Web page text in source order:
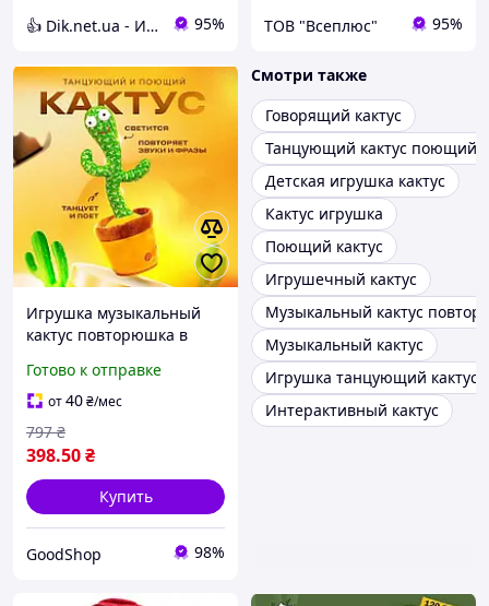
👍 Dik.net.ua - Интернет магазин 95% ТОВ "Всеплюс" 95%
Игрушка музыкальный
кактус повторюшка в
танцевальная игрушка
говорящий кактус с
звуками
Готово к отправке
от40₴/мес
398.50₴
797 ₴
Купить
GoodShop 98%
Смотри также
Говорящий кактус
Танцующий кактус поющий
Детская игрушка кактус
Кактус игрушка
Поющий кактус
Игрушечный кактус
Музыкальный кактус
Музыкальный кактус
Игрушка танцующий кактус
Интерактивный кактус